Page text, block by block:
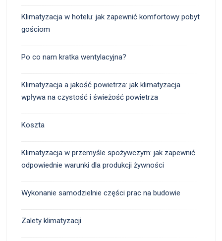
Klimatyzacja w hotelu: jak zapewnić komfortowy pobyt
gościom
Po co nam kratka wentylacyjna?
Klimatyzacja a jakość powietrza: jak klimatyzacja
wpływa na czystość i świeżość powietrza
Koszta
Klimatyzacja w przemyśle spożywczym: jak zapewnić
odpowiednie warunki dla produkcji żywności
Wykonanie samodzielnie części prac na budowie
Zalety klimatyzacji